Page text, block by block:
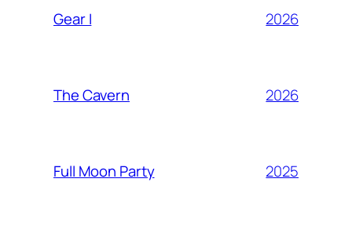
Gear I 2026
The Cavern 2026
Full Moon Party 2025